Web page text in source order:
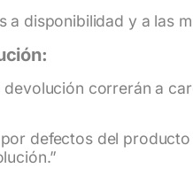
a disponibilidad y a las
devolución correrán a
defectos del